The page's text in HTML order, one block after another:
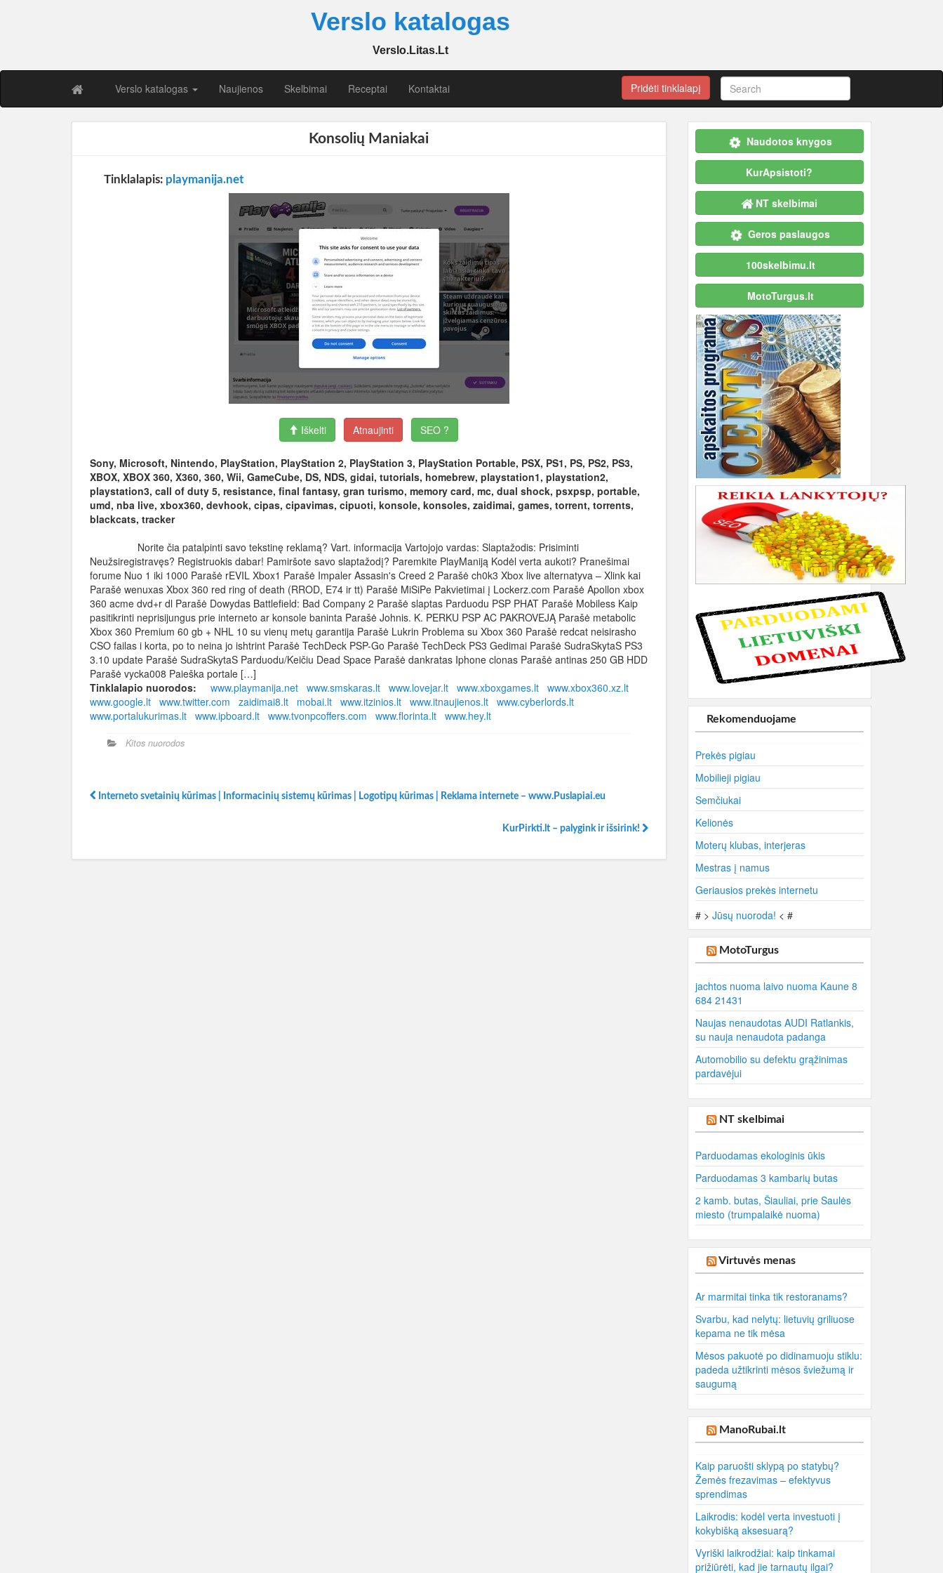
Verslo katalogas
Verslo.Litas.Lt
Verslo katalogas Naujienos Skelbimai Receptai Kontaktai Pridėti tinklalapį
Konsolių Maniakai
Tinklalapis: playmanija.net
Iškelti Atnaujinti SEO ?
Sony, Microsoft, Nintendo, PlayStation, PlayStation 2, PlayStation 3, PlayStation Portable, PSX, PS1, PS, PS2, PS3,
XBOX, XBOX 360, X360, 360, Wii, GameCube, DS, NDS, gidai, tutorials, homebrew, playstation1, playstation2,
playstation3, call of duty 5, resistance, final fantasy, gran turismo, memory card, mc, dual shock, psxpsp, portable,
umd, nba live, xbox360, devhook, cipas, cipavimas, cipuoti, konsole, konsoles, zaidimai, games, torrent, torrents,
blackcats, tracker
Norite čia patalpinti savo tekstinę reklamą? Vart. informacija Vartojojo vardas: Slaptažodis: Prisiminti
Neužsiregistravęs? Registruokis dabar! Pamiršote savo slaptažodį? Paremkite PlayManiją Kodėl verta aukoti? Pranešimai
forume Nuo 1 iki 1000 Parašė rEVIL Xbox1 Parašė Impaler Assasin's Creed 2 Parašė ch0k3 Xbox live alternatyva – Xlink kai
Parašė wenuxas Xbox 360 red ring of death (RROD, E74 ir tt) Parašė MiSiPe Pakvietimai į Lockerz.com Parašė Apollon xbox
360 acme dvd+r dl Parašė Dowydas Battlefield: Bad Company 2 Parašė slaptas Parduodu PSP PHAT Parašė Mobiless Kaip
pasitikrinti neprisijungus prie interneto ar konsole baninta Parašė Johnis. K. PERKU PSP AC PAKROVEJĄ Parašė metabolic
Xbox 360 Premium 60 gb + NHL 10 su vienų metų garantija Parašė Lukrin Problema su Xbox 360 Parašė redcat neisirasho
CSO failas i korta, po to neina jo ishtrint Parašė TechDeck PSP-Go Parašė TechDeck PS3 Gedimai Parašė SudraSkytaS PS3
3.10 update Parašė SudraSkytaS Parduodu/Keičiu Dead Space Parašė dankratas Iphone clonas Parašė antinas 250 GB HDD
Parašė vycka008 Paieška portale […]
Tinklalapio nuorodos:
www.playmanija.net www.smskaras.lt www.lovejar.lt www.xboxgames.lt www.xbox360.xz.lt
www.google.lt www.twitter.com zaidimai8.lt mobai.lt www.itzinios.lt www.itnaujienos.lt www.cyberlords.lt
www.portalukurimas.lt www.ipboard.lt www.tvonpcoffers.com www.florinta.lt www.hey.lt
Kitos nuorodos
Interneto svetainių kūrimas | Informacinių sistemų kūrimas | Logotipų kūrimas | Reklama internete – www.Puslapiai.eu
KurPirkti.lt – palygink ir išsirink!
Naudotos knygos
KurApsistoti?
NT skelbimai
Geros paslaugos
100skelbimu.lt
MotoTurgus.lt
Rekomenduojame
Prekės pigiau
Mobilieji pigiau
Semčiukai
Kelionės
Moterų klubas, interjeras
Mestras į namus
Geriausios prekės internetu
# > Jūsų nuoroda! < #
MotoTurgus
jachtos nuoma laivo nuoma Kaune 8
684 21431
Naujas nenaudotas AUDI Ratlankis,
su nauja nenaudota padanga
Automobilio su defektu grąžinimas
pardavėjui
NT skelbimai
Parduodamas ekologinis ūkis
Parduodamas 3 kambarių butas
2 kamb. butas, Šiauliai, prie Saulės
miesto (trumpalaikė nuoma)
Virtuvės menas
Ar marmitai tinka tik restoranams?
Svarbu, kad nelytų: lietuvių griliuose
kepama ne tik mėsa
Mėsos pakuotė po didinamuoju stiklu:
padeda užtikrinti mėsos šviežumą ir
saugumą
ManoRubai.lt
Kaip paruošti sklypą po statybų?
Žemės frezavimas – efektyvus
sprendimas
Laikrodis: kodėl verta investuoti į
kokybišką aksesuarą?
Vyriški laikrodžiai: kaip tinkamai
prižiūrėti, kad jie tarnautų ilgai?